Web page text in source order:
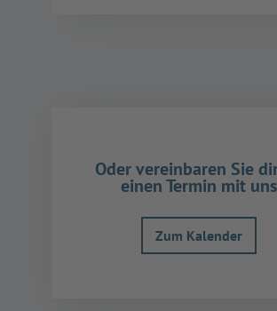
Consent Management
Platform
Oder vereinbaren Sie
einen Termin mit uns
Zum Kalender